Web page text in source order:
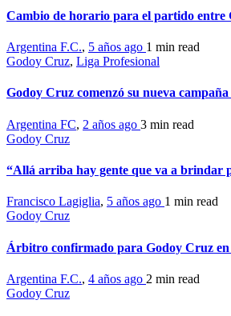
Cambio de horario para el partido entre
Argentina F.C., 5 años ago 1 min read
Godoy Cruz, Liga Profesional
Godoy Cruz comenzó su nueva campaña
Argentina FC, 2 años ago 3 min read
Godoy Cruz
“Allá arriba hay gente que va a brindar
Francisco Lagiglia, 5 años ago 1 min read
Godoy Cruz
Árbitro confirmado para Godoy Cruz
Argentina F.C., 4 años ago 2 min read
Godoy Cruz